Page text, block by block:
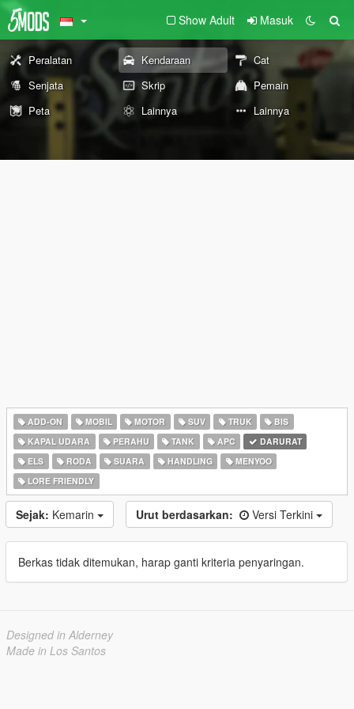
Show Adult Masuk
Peralatan Kendaraan
Cat
Senjata
Skrip
Pemain
Peta
Lainnya Lainnya
ADD-ON MOBIL MOTOR SUV TRUK
BIS
KAPAL UDARA
PERAHU TANK APC
DARURAT
ELS
RODA SUARA HANDLING
MENYOO
LORE FRIENDLY
Sejak: Kemarin Urut berdasarkan: Versi Terkini
Berkas tidak ditemukan, harap ganti kriteria penyaringan.
Designed in Alderney
Made in Los Santos